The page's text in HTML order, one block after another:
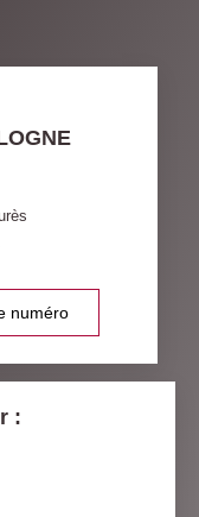
CRÈCHES
numéro
: